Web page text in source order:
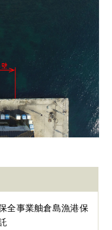
全事業舳倉島漁港保